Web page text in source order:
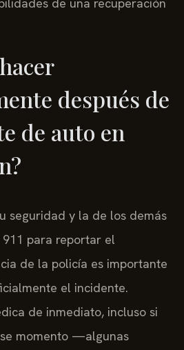
de una recuperación
después de
de auto en
seguridad y la de los demás
para reportar el
de la policía es importante
el incidente.
de inmediato, incluso si
momento —algunas